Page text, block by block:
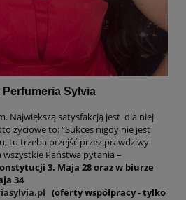
Perfumeria Sylvia
Największą satysfakcją jest dla niej
życiowe to: "Sukces nigdy nie jest
tu trzeba przejść przez prawdziwy
Państwa pytania –
3. Maja 28 oraz w biurze
34
(oferty współpracy - tylko